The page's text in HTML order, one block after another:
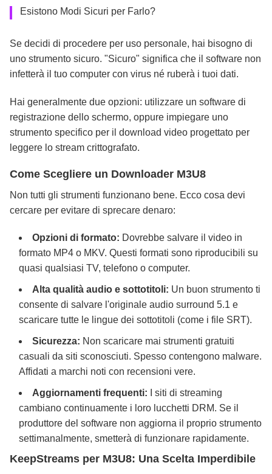
Esistono Modi Sicuri per Farlo?
Se decidi di procedere per uso personale, hai bisogno di
uno strumento sicuro. "Sicuro" significa che il software non
infetterà il tuo computer con virus né ruberà i tuoi dati.
Hai generalmente due opzioni: utilizzare un software di
registrazione dello schermo, oppure impiegare uno
strumento specifico per il download video progettato per
leggere lo stream crittografato.
Come Scegliere un Downloader M3U8
Non tutti gli strumenti funzionano bene. Ecco cosa devi
cercare per evitare di sprecare denaro:
Opzioni di formato: Dovrebbe salvare il video in
formato MP4 o MKV. Questi formati sono riproducibili su
quasi qualsiasi TV, telefono o computer.
Alta qualità audio e sottotitoli: Un buon strumento ti
consente di salvare l'originale audio surround 5.1 e
scaricare tutte le lingue dei sottotitoli (come i file SRT).
Sicurezza: Non scaricare mai strumenti gratuiti
casuali da siti sconosciuti. Spesso contengono malware.
Affidati a marchi noti con recensioni vere.
Aggiornamenti frequenti: I siti di streaming
cambiano continuamente i loro lucchetti DRM. Se il
produttore del software non aggiorna il proprio strumento
settimanalmente, smetterà di funzionare rapidamente.
KeepStreams per M3U8: Una Scelta Imperdibile